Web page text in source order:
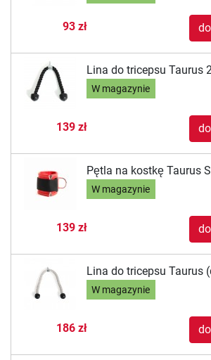
93 zł
Lina do tricepsu Taurus
W magazynie
139 zł
Pętla na kostkę Taurus
W magazynie
139 zł
Lina do tricepsu Taurus
W magazynie
186 zł